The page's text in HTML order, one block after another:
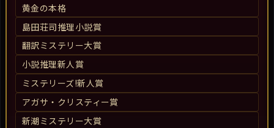
黄金の本格
島田荘司推理小説賞
翻訳ミステリー大賞
小説推理新人賞
ミステリーズ!新人賞
アガサ・クリスティー賞
新潮ミステリー大賞